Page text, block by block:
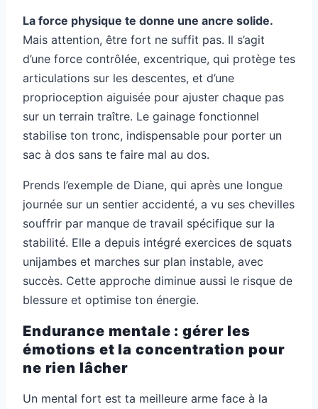
La force physique te donne une ancre solide.
Mais attention, être fort ne suffit pas. Il s’agit
d’une force contrôlée, excentrique, qui protège tes
articulations sur les descentes, et d’une
proprioception aiguisée pour ajuster chaque pas
sur un terrain traître. Le gainage fonctionnel
stabilise ton tronc, indispensable pour porter un
sac à dos sans te faire mal au dos.
Prends l’exemple de Diane, qui après une longue
journée sur un sentier accidenté, a vu ses chevilles
souffrir par manque de travail spécifique sur la
stabilité. Elle a depuis intégré exercices de squats
unijambes et marches sur plan instable, avec
succès. Cette approche diminue aussi le risque de
blessure et optimise ton énergie.
Endurance mentale : gérer les
émotions et la concentration pour
ne rien lâcher
Un mental fort est ta meilleure arme face à la